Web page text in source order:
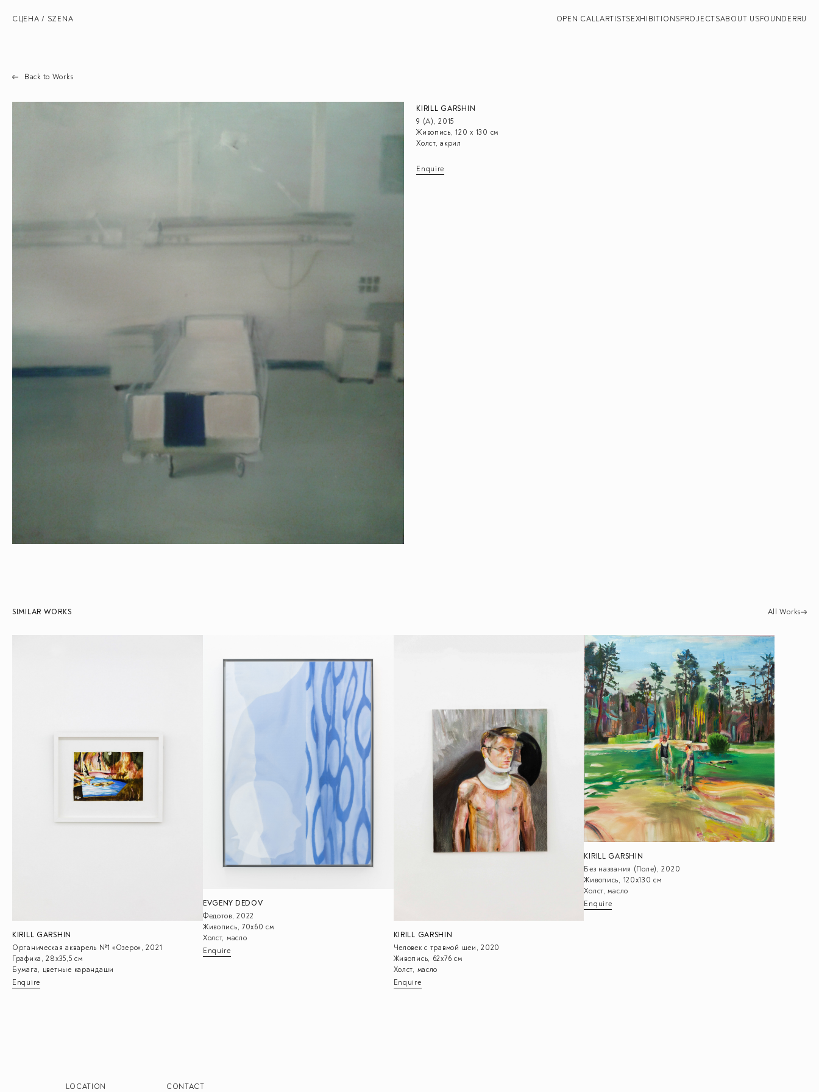
СЦЕНА / SZENA OPEN CALLARTISTSEXHIBITIONSPROJECTSABOUT USFOUNDERRU
Back to Works
KIRILL GARSHIN
9 (А), 2015
Живопись, 120 х 130 см
Холст, акрил
Enquire
SIMILAR WORKS All Works
KIRILL GARSHIN
Органическая акварель №1 «Озеро», 2021
Графика, 28х35,5 см
Бумага, цветные карандаши
Enquire
EVGENY DEDOV
Федотов, 2022
Живопись, 70х60 см
Холст, масло
Enquire
KIRILL GARSHIN
Человек с травмой шеи, 2020
Живопись, 62х76 см
Холст, масло
Enquire
KIRILL GARSHIN
Без названия (Поле), 2020
Живопись, 120х130 см
Холст, масло
Enquire
LOCATION CONTACT